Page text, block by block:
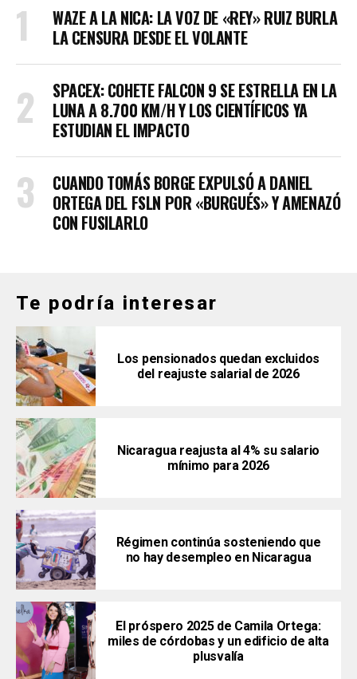
WAZE A LA NICA: LA VOZ DE «REY» RUIZ BURLA
LA CENSURA DESDE EL VOLANTE
SPACEX: COHETE FALCON 9 SE ESTRELLA EN LA
LUNA A 8.700 KM/H Y LOS CIENTÍFICOS YA
ESTUDIAN EL IMPACTO
CUANDO TOMÁS BORGE EXPULSÓ A DANIEL
ORTEGA DEL FSLN POR «BURGUÉS» Y AMENAZÓ
CON FUSILARLO
Te podría interesar
Los pensionados quedan excluidos
del reajuste salarial de 2026
Nicaragua reajusta al 4% su salario
mínimo para 2026
Régimen continúa sosteniendo que
no hay desempleo en Nicaragua
El próspero 2025 de Camila Ortega:
miles de córdobas y un edificio de alta
plusvalía